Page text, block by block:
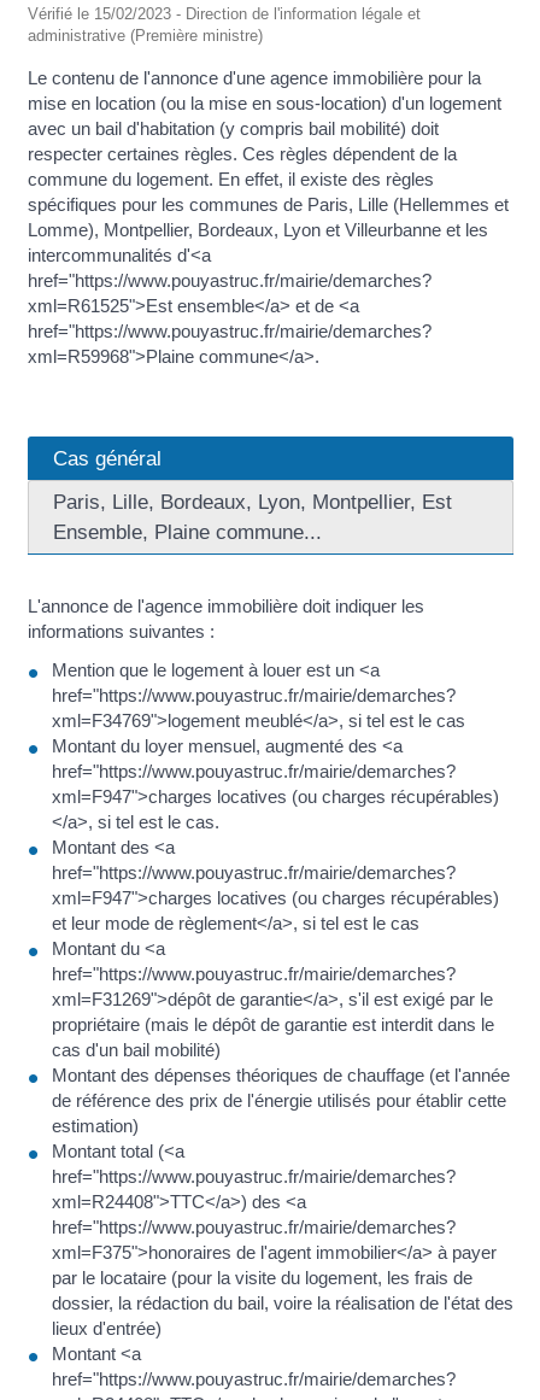
Vérifié le 15/02/2023 - Direction de l'information légale et
administrative (Première ministre)
Le contenu de l'annonce d'une agence immobilière pour la
mise en location (ou la mise en sous-location) d'un logement
avec un bail d'habitation (y compris bail mobilité) doit
respecter certaines règles. Ces règles dépendent de la
commune du logement. En effet, il existe des règles
spécifiques pour les communes de Paris, Lille (Hellemmes et
Lomme), Montpellier, Bordeaux, Lyon et Villeurbanne et les
intercommunalités d'<a
href="https://www.pouyastruc.fr/mairie/demarches?
xml=R61525">Est ensemble</a> et de <a
href="https://www.pouyastruc.fr/mairie/demarches?
xml=R59968">Plaine commune</a>.
Cas général
Paris, Lille, Bordeaux, Lyon, Montpellier, Est
Ensemble, Plaine commune...
L'annonce de l'agence immobilière doit indiquer les
informations suivantes :
Mention que le logement à louer est un <a
href="https://www.pouyastruc.fr/mairie/demarches?
xml=F34769">logement meublé</a>, si tel est le cas
Montant du loyer mensuel, augmenté des <a
href="https://www.pouyastruc.fr/mairie/demarches?
xml=F947">charges locatives (ou charges récupérables)
</a>, si tel est le cas.
Montant des <a
href="https://www.pouyastruc.fr/mairie/demarches?
xml=F947">charges locatives (ou charges récupérables)
et leur mode de règlement</a>, si tel est le cas
Montant du <a
href="https://www.pouyastruc.fr/mairie/demarches?
xml=F31269">dépôt de garantie</a>, s'il est exigé par le
propriétaire (mais le dépôt de garantie est interdit dans le
cas d'un bail mobilité)
Montant des dépenses théoriques de chauffage (et l'année
de référence des prix de l'énergie utilisés pour établir cette
estimation)
Montant total (<a
href="https://www.pouyastruc.fr/mairie/demarches?
xml=R24408">TTC</a>) des <a
href="https://www.pouyastruc.fr/mairie/demarches?
xml=F375">honoraires de l'agent immobilier</a> à payer
par le locataire (pour la visite du logement, les frais de
dossier, la rédaction du bail, voire la réalisation de l'état des
lieux d'entrée)
Montant <a
href="https://www.pouyastruc.fr/mairie/demarches?